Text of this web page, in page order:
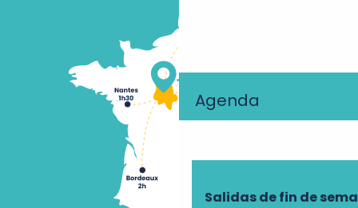
Agenda
Salidas de fin de